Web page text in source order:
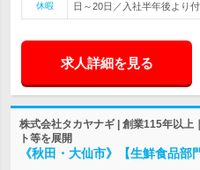
休暇
日～20日／入社半年後より
求人詳細を見る
株式会社タカヤナギ | 創業115年以上
ト等を展開
《秋田・大仙市》【生鮮食品